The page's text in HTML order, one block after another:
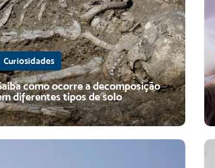
Curiosidades
como ocorre a decomposição
diferentes tipos de solo